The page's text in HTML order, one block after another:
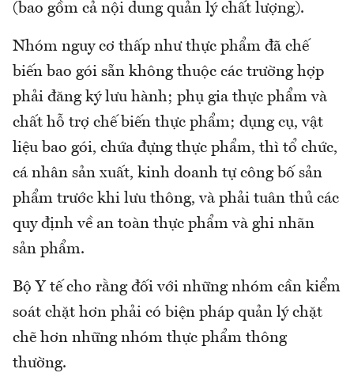
(bao gồm cả nội dung quản lý chất lượng).
Nhóm nguy cơ thấp như thực phẩm đã chế
biến bao gói sẵn không thuộc các trường hợp
phải đăng ký lưu hành; phụ gia thực phẩm và
chất hỗ trợ chế biến thực phẩm; dụng cụ, vật
liệu bao gói, chứa đựng thực phẩm, thì tổ chức,
cá nhân sản xuất, kinh doanh tự công bố sản
phẩm trước khi lưu thông, và phải tuân thủ các
quy định về an toàn thực phẩm và ghi nhãn
sản phẩm.
Bộ Y tế cho rằng đối với những nhóm cần kiểm
soát chặt hơn phải có biện pháp quản lý chặt
chẽ hơn những nhóm thực phẩm thông
thường.